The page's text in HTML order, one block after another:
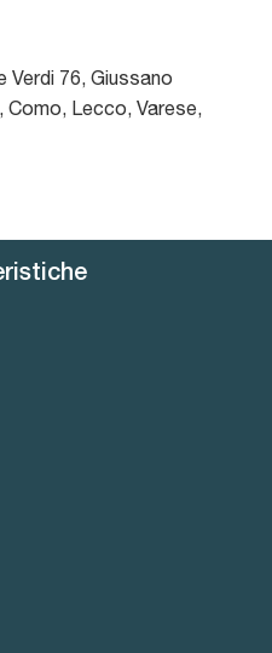
Verdi 76, Giussano
Como, Lecco, Varese,